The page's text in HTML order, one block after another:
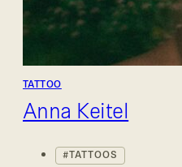
TATTOO
Anna Keitel
TATTOOS